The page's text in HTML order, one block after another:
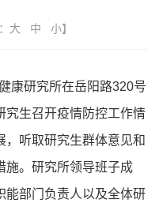
大 中 小】
研究所在岳阳路320号
究生召开疫情防控工作情
，听取研究生群体意见和
施。研究所领导班子成
能部门负责人以及全体研